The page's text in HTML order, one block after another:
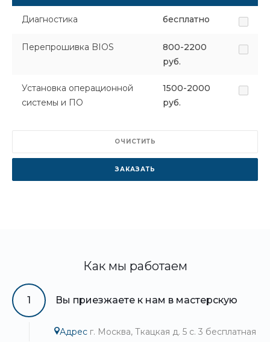
Диагностика бесплатно
Перепрошивка BIOS
800-2200
руб.
Установка операционной
системы и ПО
1500-2000
руб.
ОЧИСТИТЬ
ЗАКАЗАТЬ
Как мы работаем
1 Вы приезжаете к нам в мастерскую
Адрес г. Москва, Ткацкая д. 5 с. 3 бесплатная